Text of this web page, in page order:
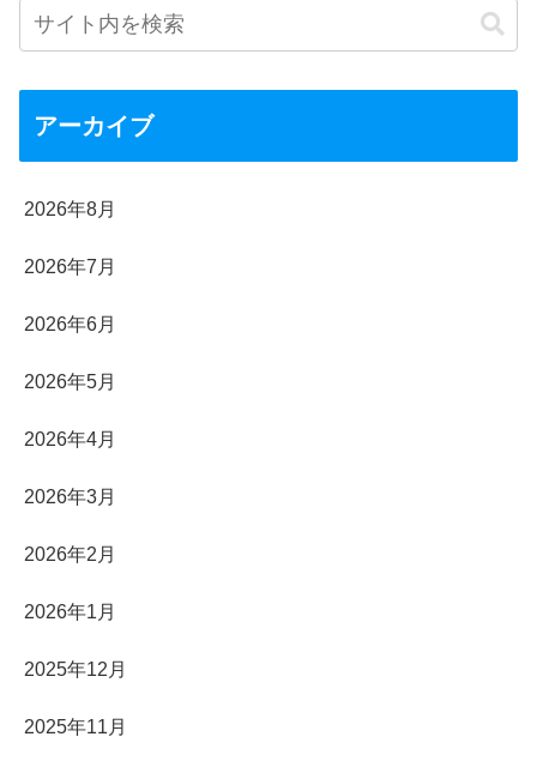
アーカイブ
2026年8月
2026年7月
2026年6月
2026年5月
2026年4月
2026年3月
2026年2月
2026年1月
2025年12月
2025年11月